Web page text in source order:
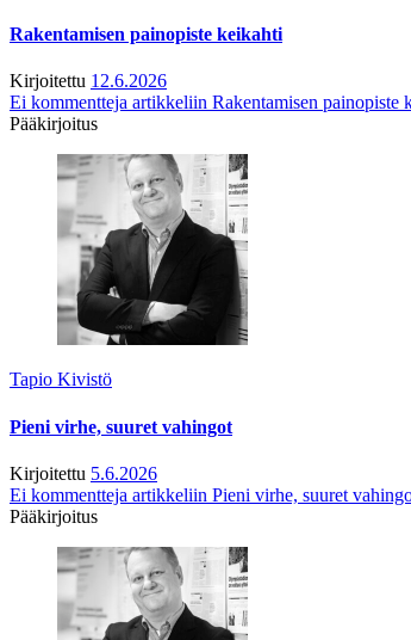
Rakentamisen painopiste keikahti
Kirjoitettu 12.6.2026
Ei kommentteja artikkeliin Rakentamisen painopiste
Pääkirjoitus
Tapio Kivistö
Pieni virhe, suuret vahingot
Kirjoitettu 5.6.2026
Ei kommentteja artikkeliin Pieni virhe, suuret
Pääkirjoitus